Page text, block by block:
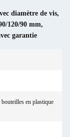
diamètre de vis,
120/90 mm,
garantie
en plastique